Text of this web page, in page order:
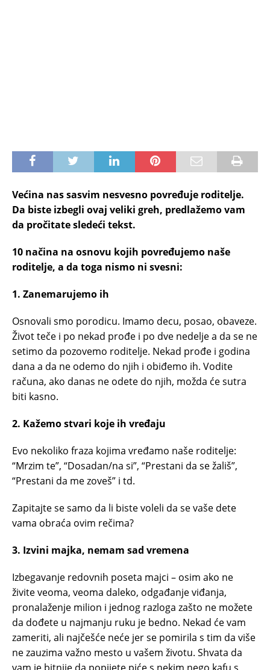
Većina nas sasvim nesvesno povređuje roditelje.
Da biste izbegli ovaj veliki greh, predlažemo vam
da pročitate sledeći tekst.
10 načina na osnovu kojih povređujemo naše
roditelje, a da toga nismo ni svesni:
1. Zanemarujemo ih
Osnovali smo porodicu. Imamo decu, posao, obaveze.
Život teče i po nekad prođe i po dve nedelje a da se ne
setimo da pozovemo roditelje. Nekad prođe i godina
dana a da ne odemo do njih i obiđemo ih. Vodite
računa, ako danas ne odete do njih, možda će sutra
biti kasno.
2. Kažemo stvari koje ih vređaju
Evo nekoliko fraza kojima vređamo naše roditelje:
“Mrzim te”, “Dosadan/na si”, “Prestani da se žališ”,
“Prestani da me zoveš” i td.
Zapitajte se samo da li biste voleli da se vaše dete
vama obraća ovim rečima?
3. Izvini majka, nemam sad vremena
Izbegavanje redovnih poseta majci – osim ako ne
živite veoma, veoma daleko, odgađanje viđanja,
pronalaženje milion i jednog razloga zašto ne možete
da dođete u najmanju ruku je bedno. Nekad će vam
zameriti, ali najčešće neće jer se pomirila s tim da više
ne zauzima važno mesto u vašem životu. Shvata da